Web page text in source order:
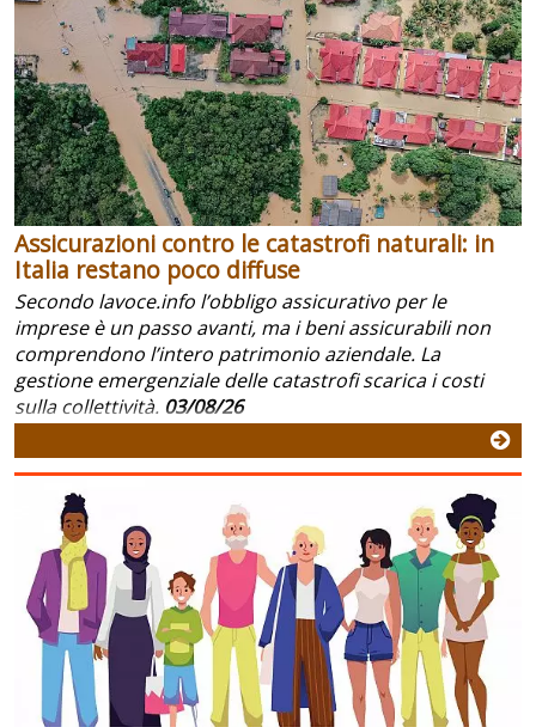
Assicurazioni contro le catastrofi naturali: in
Italia restano poco diffuse
Secondo lavoce.info l’obbligo assicurativo per le
imprese è un passo avanti, ma i beni assicurabili non
comprendono l’intero patrimonio aziendale. La
gestione emergenziale delle catastrofi scarica i costi
sulla collettività. 03/08/26